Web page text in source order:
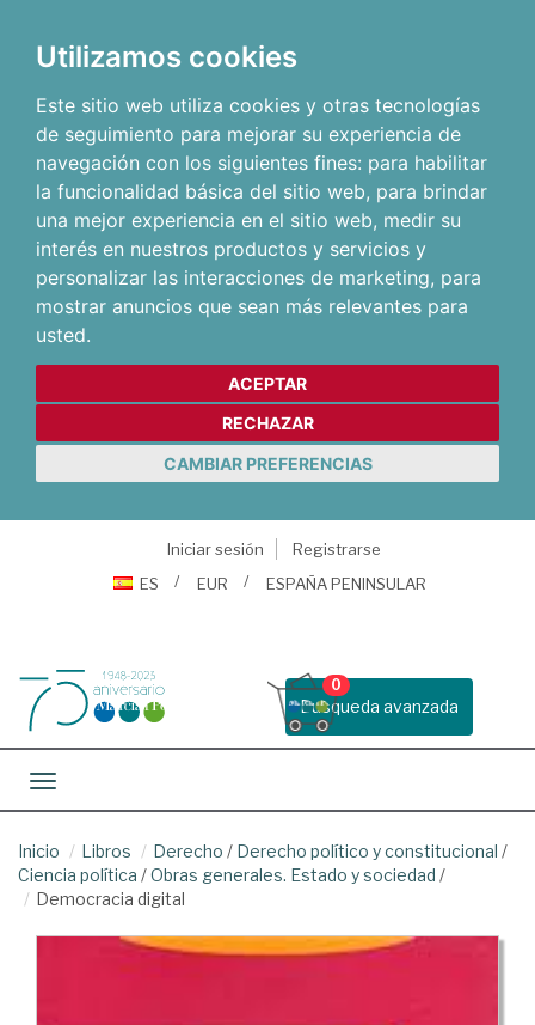
Utilizamos cookies
Este sitio web utiliza cookies y otras tecnologías
de seguimiento para mejorar su experiencia de
navegación con los siguientes fines: para habilitar
la funcionalidad básica del sitio web, para brindar
una mejor experiencia en el sitio web, medir su
interés en nuestros productos y servicios y
personalizar las interacciones de marketing, para
mostrar anuncios que sean más relevantes para
usted.
ACEPTAR
RECHAZAR
CAMBIAR PREFERENCIAS
Iniciar sesión
Registrarse
ES
EUR ESPAÑA PENINSULAR
Busqueda avanzada
0
Toggle navigation
Inicio Libros Derecho / Derecho político y constitucional /
Ciencia política /Obras generales. Estado y sociedad /
Democracia digital